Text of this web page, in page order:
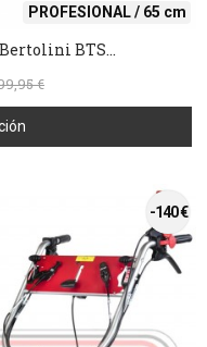
PROFESIONAL / 65 cm
BTS...
€
-140 €